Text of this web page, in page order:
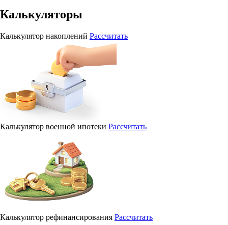
Калькуляторы
Калькулятор накоплений Рассчитать
Калькулятор военной ипотеки Рассчитать
Калькулятор рефинансирования Рассчитать